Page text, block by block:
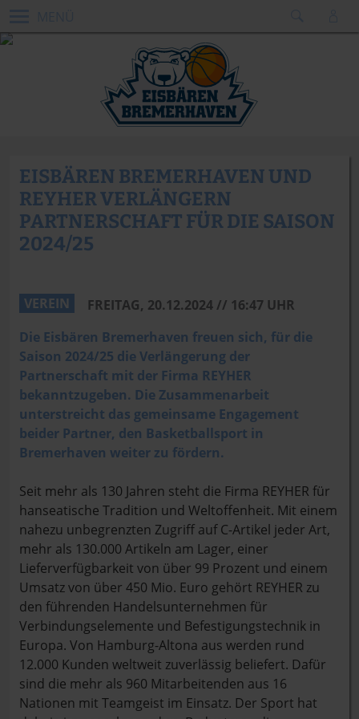
EISBÄREN BREMERHAVEN UND
REYHER VERLÄNGERN
PARTNERSCHAFT FÜR DIE SAISON
2024/25
VEREIN
FREITAG, 20.12.2024 // 16:47 UHR
Die Eisbären Bremerhaven freuen sich, für die
Saison 2024/25 die Verlängerung der
Partnerschaft mit der Firma REYHER
bekanntzugeben. Die Zusammenarbeit
unterstreicht das gemeinsame Engagement
beider Partner, den Basketballsport in
Bremerhaven weiter zu fördern.
Seit mehr als 130 Jahren steht die Firma REYHER für
hanseatische Tradition und Weltoffenheit. Mit einem
nahezu unbegrenzten Zugriff auf C-Artikel jeder Art,
mehr als 130.000 Artikeln am Lager, einer
Lieferverfügbarkeit von über 99 Prozent und einem
Umsatz von über 450 Mio. Euro gehört REYHER zu
den führenden Handelsunternehmen für
Verbindungselemente und Befestigungstechnik in
Europa. Von Hamburg-Altona aus werden rund
12.000 Kunden weltweit zuverlässig beliefert. Dafür
sind die mehr als 960 Mitarbeitenden aus 16
Nationen mit Teamgeist im Einsatz. Der Sport hat